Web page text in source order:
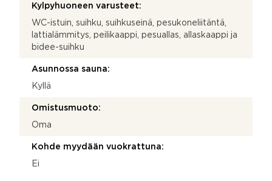
Kylpyhuoneen varusteet:
WC-istuin, suihku, suihkuseinä, pesukoneliitäntä,
lattialämmitys, peilikaappi, pesuallas, allaskaappi ja
bidee-suihku
Asunnossa sauna:
Kyllä
Omistusmuoto:
Oma
Kohde myydään vuokrattuna:
Ei